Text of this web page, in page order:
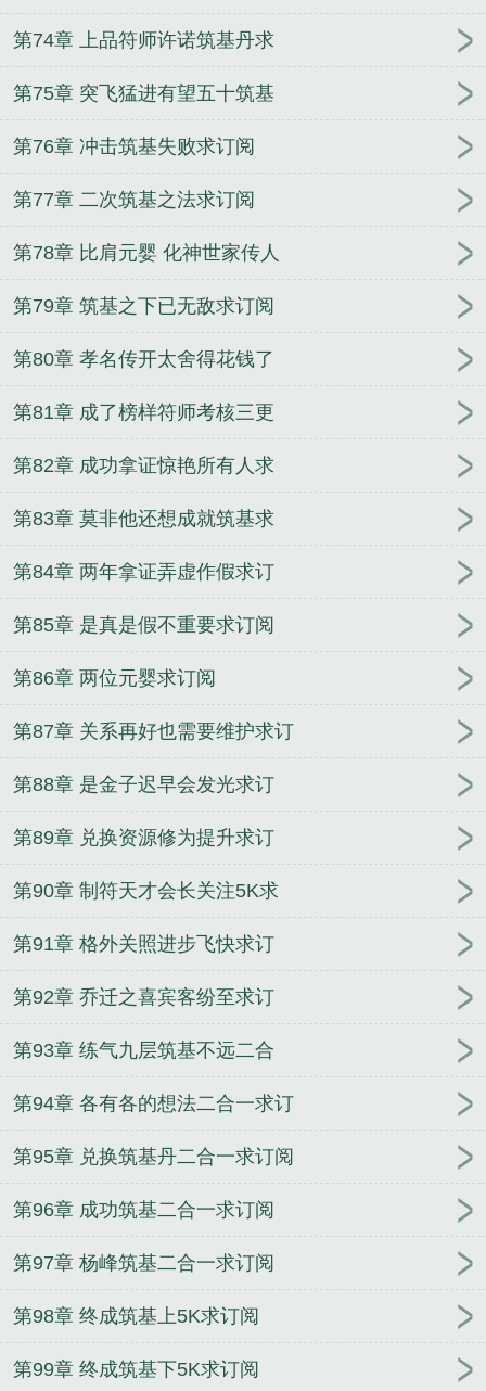
第74章 上品符师许诺筑基丹求
第75章 突飞猛进有望五十筑基
第76章 冲击筑基失败求订阅
第77章 二次筑基之法求订阅
第78章 比肩元婴 化神世家传人
第79章 筑基之下已无敌求订阅
第80章 孝名传开太舍得花钱了
第81章 成了榜样符师考核三更
第82章 成功拿证惊艳所有人求
第83章 莫非他还想成就筑基求
第84章 两年拿证弄虚作假求订
第85章 是真是假不重要求订阅
第86章 两位元婴求订阅
第87章 关系再好也需要维护求订
第88章 是金子迟早会发光求订
第89章 兑换资源修为提升求订
第90章 制符天才会长关注5K求
第91章 格外关照进步飞快求订
第92章 乔迁之喜宾客纷至求订
第93章 练气九层筑基不远二合
第94章 各有各的想法二合一求订
第95章 兑换筑基丹二合一求订阅
第96章 成功筑基二合一求订阅
第97章 杨峰筑基二合一求订阅
第98章 终成筑基上5K求订阅
第99章 终成筑基下5K求订阅